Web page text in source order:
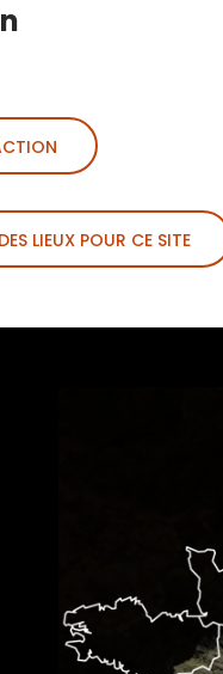
LIEUX POUR CE SITE